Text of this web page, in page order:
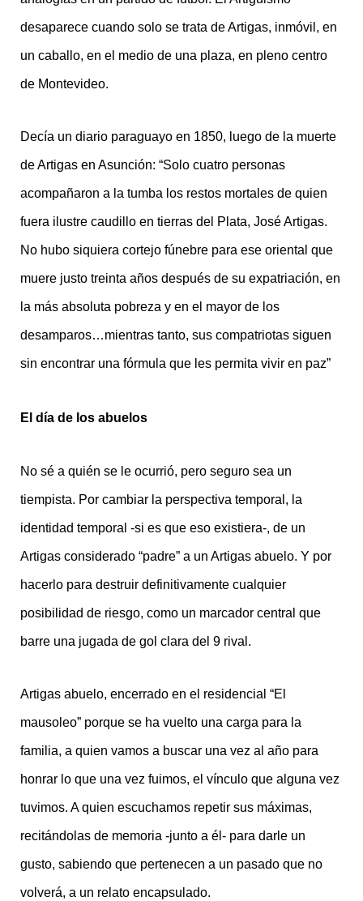
desaparece cuando solo se trata de Artigas, inmóvil, en
un caballo, en el medio de una plaza, en pleno centro
de Montevideo.
Decía un diario paraguayo en 1850, luego de la muerte
de Artigas en Asunción: “Solo cuatro personas
acompañaron a la tumba los restos mortales de quien
fuera ilustre caudillo en tierras del Plata, José Artigas.
No hubo siquiera cortejo fúnebre para ese oriental que
muere justo treinta años después de su expatriación, en
la más absoluta pobreza y en el mayor de los
desamparos…mientras tanto, sus compatriotas siguen
sin encontrar una fórmula que les permita vivir en paz”
El día de los abuelos
No sé a quién se le ocurrió, pero seguro sea un
tiempista. Por cambiar la perspectiva temporal, la
identidad temporal -si es que eso existiera-, de un
Artigas considerado “padre” a un Artigas abuelo. Y por
hacerlo para destruir definitivamente cualquier
posibilidad de riesgo, como un marcador central que
barre una jugada de gol clara del 9 rival.
Artigas abuelo, encerrado en el residencial “El
mausoleo” porque se ha vuelto una carga para la
familia, a quien vamos a buscar una vez al año para
honrar lo que una vez fuimos, el vínculo que alguna vez
tuvimos. A quien escuchamos repetir sus máximas,
recitándolas de memoria -junto a él- para darle un
gusto, sabiendo que pertenecen a un pasado que no
volverá, a un relato encapsulado.